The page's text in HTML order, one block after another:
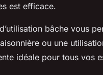
est efficace.
bâche vous
ou une
idéale pour tous vos